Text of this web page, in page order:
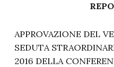
APPROVAZIONE DEL
SEDUTA
2016 DELLA